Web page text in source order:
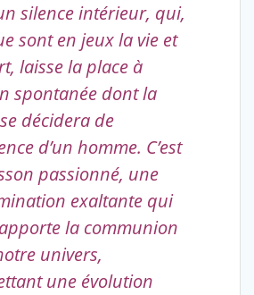
silence intérieur, qui,
sont en jeux la vie et
laisse la place à
spontanée dont la
décidera de
d’un homme. C’est
passionné, une
exaltante qui
la communion
univers,
une évolution